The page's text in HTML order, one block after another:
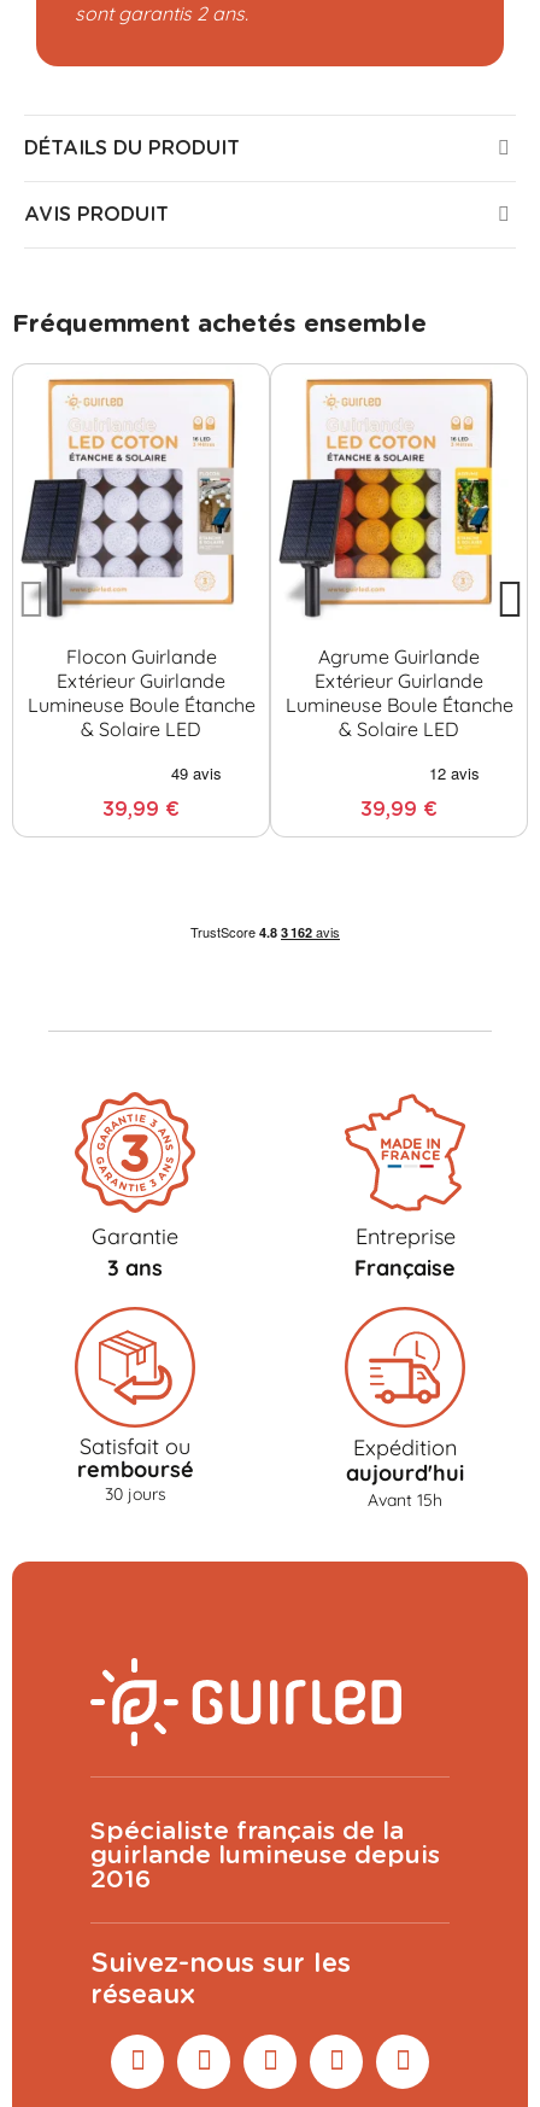
sont garantis 2 ans.
DÉTAILS DU PRODUIT
AVIS PRODUIT
Fréquemment achetés ensemble
Flocon Guirlande
Extérieur Guirlande
Lumineuse Boule Étanche
& Solaire LED
39,99 €
Agrume Guirlande
Extérieur Guirlande
Lumineuse Boule Étanche
& Solaire LED
39,99 €
Garantie
3 ans
Entreprise
Française
Satisfait ou
remboursé
30 jours
Expédition
aujourd'hui
Avant 15h
Spécialiste français de la
guirlande lumineuse depuis
2016
Suivez-nous sur les
réseaux